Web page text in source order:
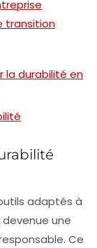
transition
la durabilité en
adaptés à
une
Ce